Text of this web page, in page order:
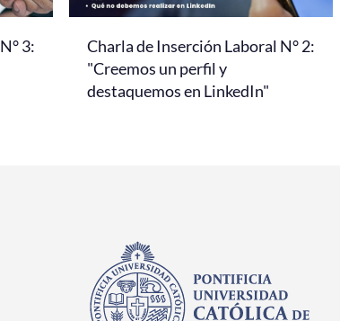
3:
Charla de Inserción Laboral N° 2:
"Creemos un perfil y
destaquemos en LinkedIn"